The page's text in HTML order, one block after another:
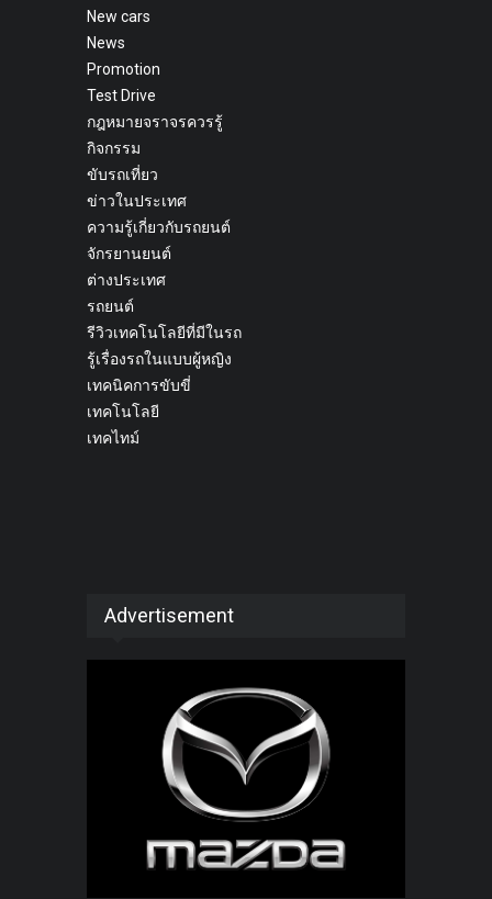
New cars
News
Promotion
Test Drive
กฎหมายจราจรควรรู้
กิจกรรม
ขับรถเที่ยว
ข่าวในประเทศ
ความรู้เกี่ยวกับรถยนต์
จักรยานยนต์
ต่างประเทศ
รถยนต์
รีวิวเทคโนโลยีที่มีในรถ
รู้เรื่องรถในแบบผู้หญิง
เทคนิคการขับขี่
เทคโนโลยี
เทคไทม์
Advertisement